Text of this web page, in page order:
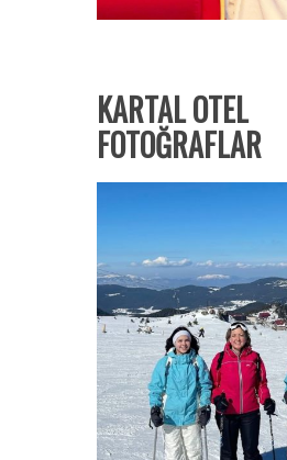
KARTAL OTEL
FOTOĞRAFLAR